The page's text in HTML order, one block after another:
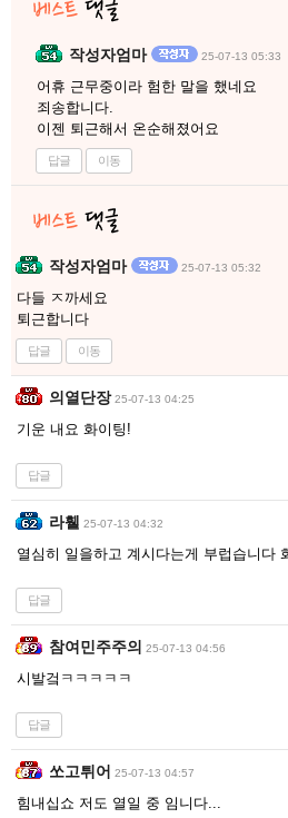
작성자엄마 25-07-13 05:33
어휴 근무중이라 험한 말을 했네요
죄송합니다.
이젠 퇴근해서 온순해졌어요
답글 이동
작성자엄마 25-07-13 05:32
다들 ㅈ까세요
퇴근합니다
답글 이동
의열단장 25-07-13 04:25
기운 내요 화이팅!
답글
라휄 25-07-13 04:32
열심히 일을하고 계시다는게 부럽습니다
답글
참여민주주의 25-07-13 04:56
시발겈ㅋㅋㅋㅋㅋ
답글
쏘고튀어 25-07-13 04:57
힘내십쇼 저도 열일 중 임니다...